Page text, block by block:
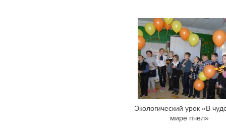
Экологический урок «В
мире пчел»